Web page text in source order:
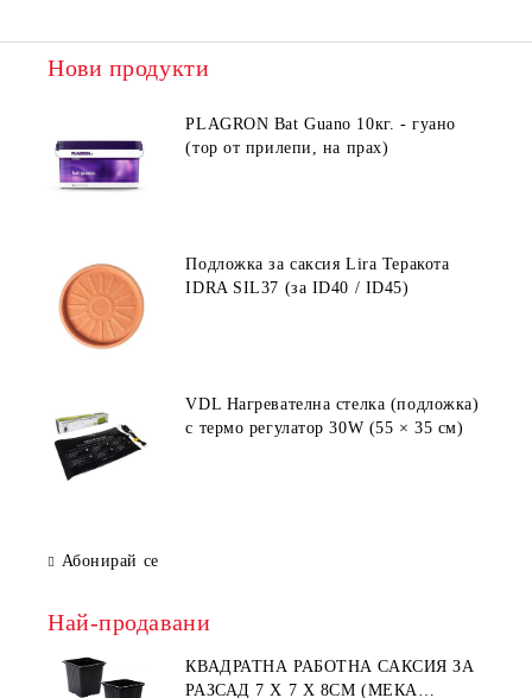
Нови продукти
PLAGRON Bat Guano 10кг. - гуано
(тор от прилепи, на прах)
Подложка за саксия Lira Теракота
IDRA SIL37 (за ID40 / ID45)
VDL Нагревателна стелка (подложка)
с термо регулатор 30W (55 × 35 см)
Абонирай се
Най-продавани
КВАДРАТНА РАБОТНА САКСИЯ ЗА
РАЗСАД 7 X 7 X 8СМ (МЕКА